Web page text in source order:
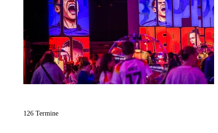
Kategorie
Ausstellung
126 Termine